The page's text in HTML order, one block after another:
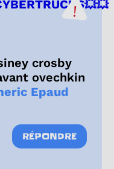
crosby
ovechkin
Epaud
RÉPONDRE